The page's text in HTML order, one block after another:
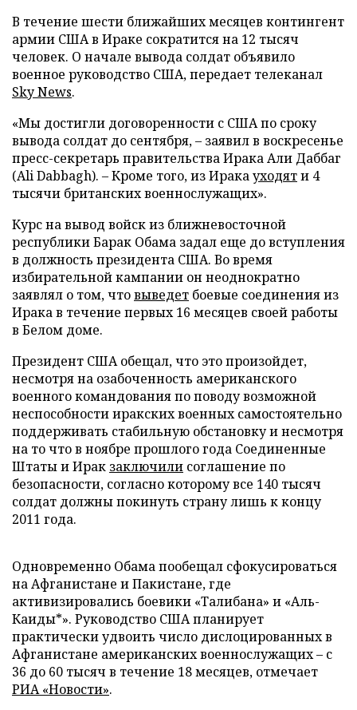
В течение шести ближайших месяцев контингент
армии США в Ираке сократится на 12 тысяч
человек. О начале вывода солдат объявило
военное руководство США, передает телеканал
Sky News.
«Мы достигли договоренности с США по сроку
вывода солдат до сентября, – заявил в воскресенье
пресс-секретарь правительства Ирака Али Даббаг
(Ali Dabbagh). – Кроме того, из Иракауходяти 4
тысячи британских военнослужащих».
Курс на вывод войск из ближневосточной
республики Барак Обама задал еще до вступления
в должность президента США. Во время
избирательной кампании он неоднократно
заявлял о том, чтовыведет боевые соединения из
Ирака в течение первых 16 месяцев своей работы
в Белом доме.
Президент США обещал, что это произойдет,
несмотря на озабоченность американского
военного командования по поводу возможной
неспособности иракских военных самостоятельно
поддерживать стабильную обстановку и несмотря
на то что в ноябре прошлого года Соединенные
Штаты и Ирак заключили соглашение по
безопасности, согласно которому все 140 тысяч
солдат должны покинуть страну лишь к концу
2011 года.
Одновременно Обама пообещал сфокусироваться
на Афганистане и Пакистане, где
активизировались боевики «Талибана» и «Аль-
Каиды*». Руководство США планирует
практически удвоить число дислоцированных в
Афганистане американских военнослужащих – с
36 до 60 тысяч в течение 18 месяцев, отмечает
РИА «Новости».